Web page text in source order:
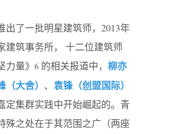
出了一批明星建筑师，2013年
建筑事务所， 十二位建筑师
量》 6 的相关报道中， 柳亦
（大舍） 、 袁锋（创盟国际）
定集群实践中开始崛起的。青
殊之处在于其范围之广（两座